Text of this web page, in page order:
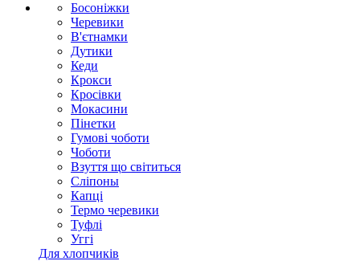
Босоніжки
Черевики
В'єтнамки
Дутики
Кеди
Крокси
Кросівки
Мокасини
Пінетки
Гумові чоботи
Чоботи
Взуття що світиться
Сліпоны
Капці
Термо черевики
Туфлі
Уггі
Для хлопчиків